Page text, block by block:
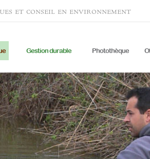
et conseil en environnement
Gestion durable Photothèque